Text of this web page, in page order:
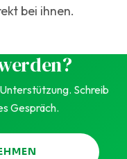
bei ihnen.
Schreib
Gespräch.